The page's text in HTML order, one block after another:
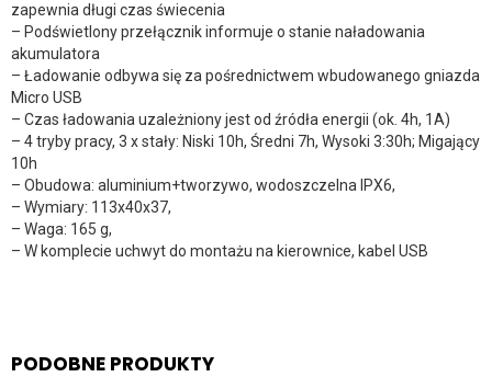
zapewnia długi czas świecenia
– Podświetlony przełącznik informuje o stanie naładowania
akumulatora
– Ładowanie odbywa się za pośrednictwem wbudowanego gniazda
Micro USB
– Czas ładowania uzależniony jest od źródła energii (ok. 4h, 1A)
– 4 tryby pracy, 3 x stały: Niski 10h, Średni 7h, Wysoki 3:30h; Migający
10h
– Obudowa: aluminium+tworzywo, wodoszczelna IPX6,
– Wymiary: 113x40x37,
– Waga: 165 g,
– W komplecie uchwyt do montażu na kierownice, kabel USB
PODOBNE PRODUKTY